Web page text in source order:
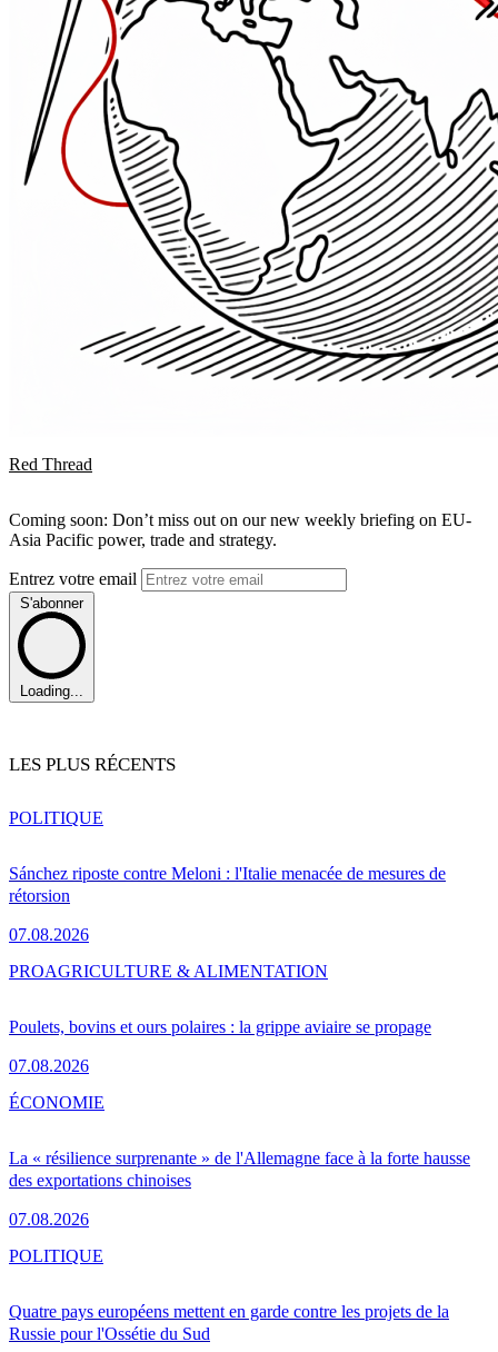
Red Thread
Coming soon: Don’t miss out on our new weekly briefing on EU-
Asia Pacific power, trade and strategy.
Entrez votre email
S'abonner
Loading...
LES PLUS RÉCENTS
Sánchez riposte contre Meloni : l'Italie menacée de mesures de
rétorsion
07.08.2026
POLITIQUE
Poulets, bovins et ours polaires : la grippe aviaire se propage
07.08.2026
PROAGRICULTURE & ALIMENTATION
La « résilience surprenante » de l'Allemagne face à la forte hausse
des exportations chinoises
07.08.2026
ÉCONOMIE
Quatre pays européens mettent en garde contre les projets de la
Russie pour l'Ossétie du Sud
POLITIQUE